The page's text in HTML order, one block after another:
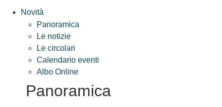
Novità
Panoramica
Le notizie
Le circolari
Calendario eventi
Albo Online
Panoramica